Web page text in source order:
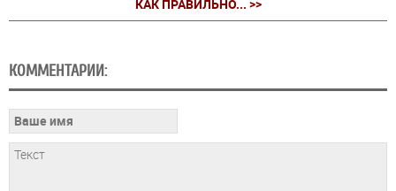
КАК ПРАВИЛЬНО... >>
КОММЕНТАРИИ: